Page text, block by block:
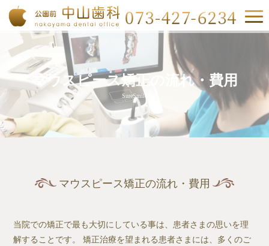
マウスピース矯正の流れ・費用
SureSmile
マウスピース矯正の流れ・費用
当院での矯正で最も大切にしている事は、患者さまの思いを理
解することです。 矯正治療を望まれる患者さまには、多くのご